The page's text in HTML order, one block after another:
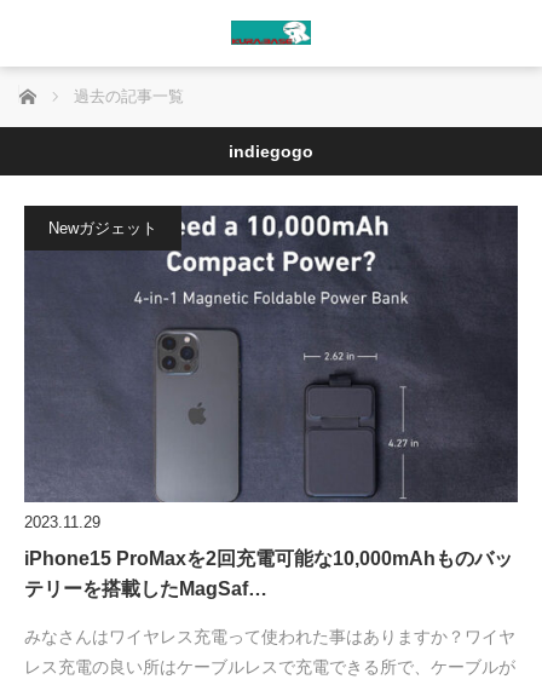
ホーム 過去の記事一覧
indiegogo
Newガジェット
2023.11.29
iPhone15 ProMaxを2回充電可能な10,000mAhものバッ
テリーを搭載したMagSaf…
みなさんはワイヤレス充電って使われた事はありますか？ワイヤ
レス充電の良い所はケーブルレスで充電できる所で、ケーブルが